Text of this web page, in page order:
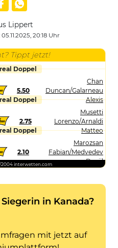
Lippert
20:18 Uhr
Tippt jetzt!
Doppel
5.50
Chan
Duncan/Galarneau
Alexis
Doppel
2.75
Musetti
Lorenzo/Arnaldi
Matteo
Doppel
2.10
Marozsan
Fabian/Medvedev
Daniil
2004 interwetten.com